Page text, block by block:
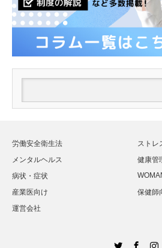
労働安全衛生法
ストレ
メンタルヘルス
健康管
病状・症状
産業医向け
保健師
運営会社